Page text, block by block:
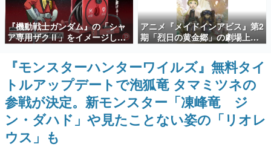
殿堂入り記事
SNS拡散数が数千以上！ ページビュー数万以上！ などな
ど。多くの人々に読まれた、電ファミ渾身の“殿堂入り”記
事をまとめました。
ゲームの企画書
名作ゲームクリエイターの方々に製作時のエピソードをお
聞きし、ヒットする企画（ゲーム）とは何か？を探ってい
きます。
赫本
この物語を解いてはいけない。『赫本』は、〈試験問題〉
『機動戦士ガンダム』の「シャ
ア専用ザクⅡ」をイメージした
散水ホースリールが予約開始。
本体にはシャアのパーソナルマ
ークやジオン公国軍のエンブレ
ム、型式番号などを配置
アニメ『メイドインアビス』第2
期「烈日の黄金郷」の劇場上映
が決定！レグ役・伊瀬茉莉也さ
んらが登壇する舞台挨拶も実施
『モンスターハンターワイルズ』無料タイ
トルアップデートで泡狐竜 タマミツネの
参戦が決定。新モンスター「凍峰竜 ジ
ン・ダハド」や見たことない姿の「リオレ
ウス」も